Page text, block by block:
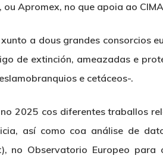
Apromex, no que apoia ao
a dous grandes consorcios
de extinción, ameazadas e
e cetáceos-.
2025 cos diferentes traballos
así como coa análise de
no Observatorio Europeo